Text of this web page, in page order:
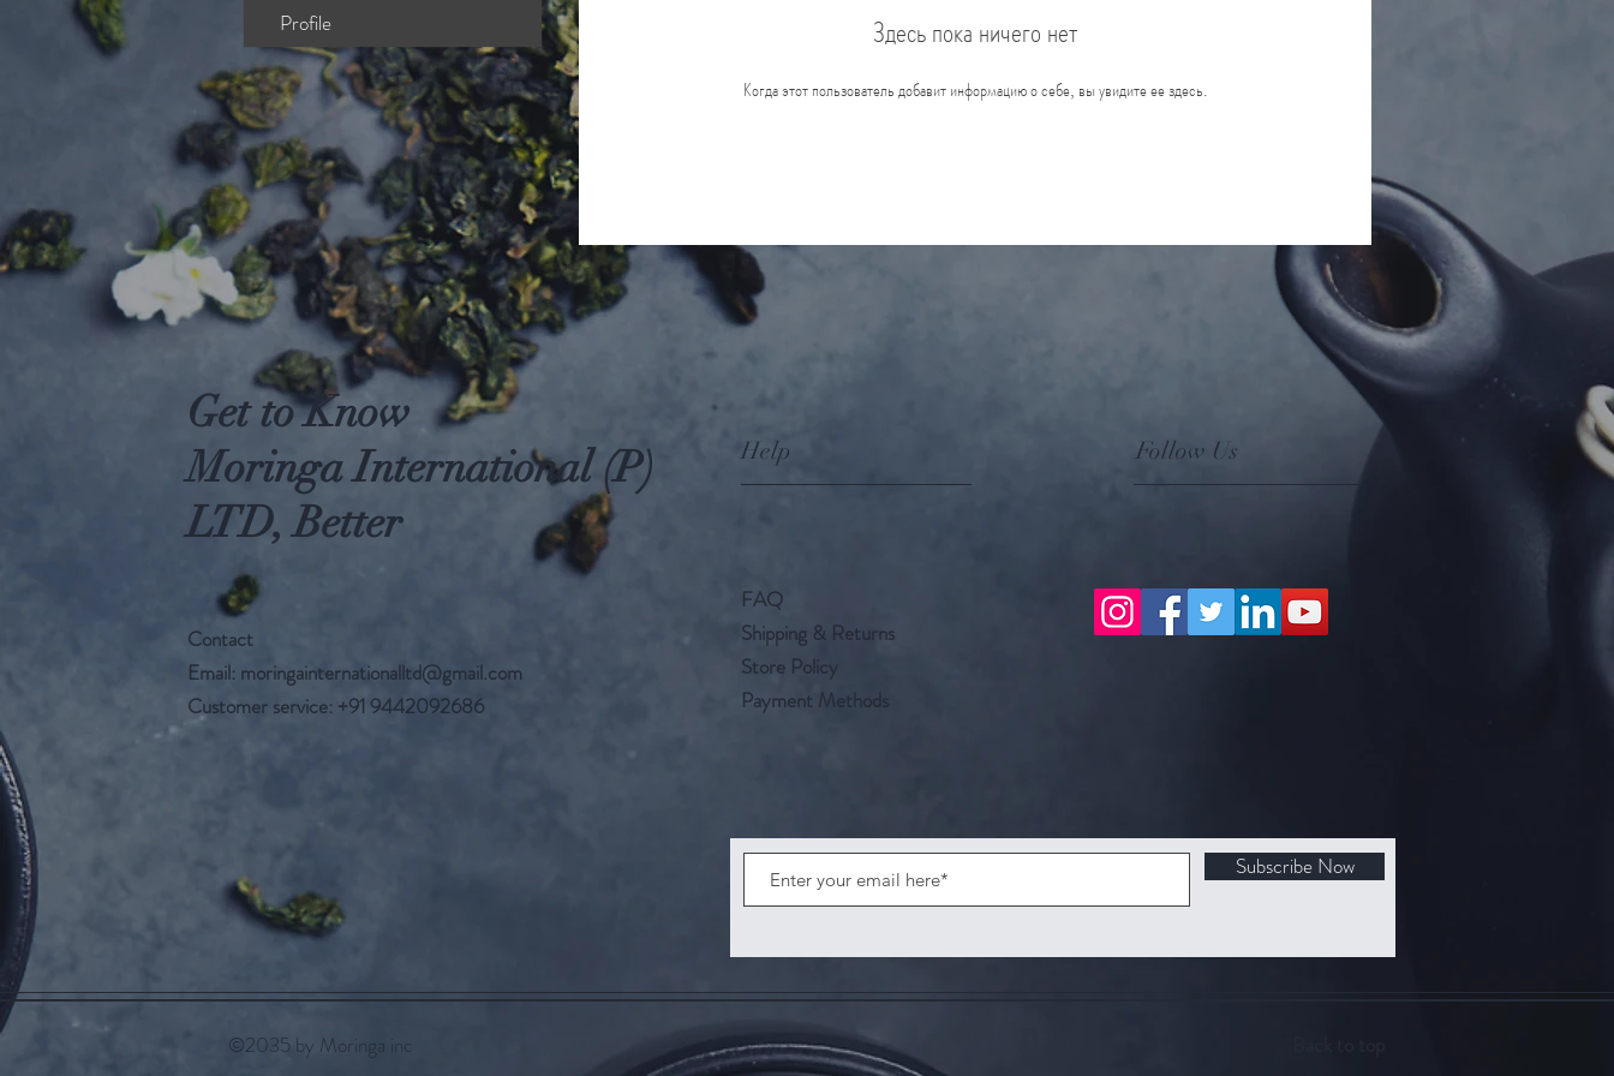
Здесь пока ничего нет
Когда этот пользователь добавит информацию о себе, вы увидите ее здесь.
Profile
Get to Know
Moringa International (P)
LTD, Better
Help
Contact
Email: moringainternationalltd@gmail.com
Customer service: +91 9442092686
FAQ
Shipping & Returns
Store Policy
Payment Methods
Follow Us
Subscribe Now
©2035 by Moringa inc